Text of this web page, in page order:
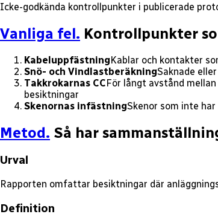
Icke-godkända kontrollpunkter i publicerade
Vanliga fel. Kontrollpunkter
KabeluppfästningKablar och kontakter
Snö- och VindlastberäkningSaknade
Takkrokarnas CCFör långt avstånd
besiktningar
Skenornas infästningSkenor som inte
Metod. Så har
Urval
Rapporten omfattar besiktningar där
Definition